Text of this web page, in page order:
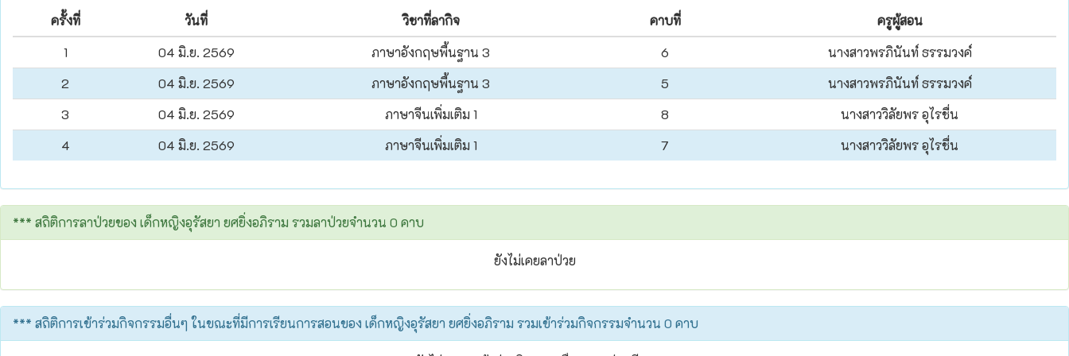
ครั้งที่ วันที่ วิชาที่ลากิจ คาบที่
ครูผู้สอน
1
04 มิ.ย. 2569 ภาษาอังกฤษพื้นฐาน 3 6
นางสาวพรภินันท์ ธรรมวงค์
2
04 มิ.ย. 2569 ภาษาอังกฤษพื้นฐาน 3 5
นางสาวพรภินันท์ ธรรมวงค์
3
04 มิ.ย. 2569 ภาษาจีนเพิ่มเติม 1 8
นางสาววิลัยพร อุไรชื่น
4
04 มิ.ย. 2569 ภาษาจีนเพิ่มเติม 1 7 นางสาววิลัยพร อุไรชื่น
*** สถิติการลาป่วยของ เด็กหญิงอุรัสยา ยศยิ่งอภิราม รวมลาป่วยจำนวน 0 คาบ
ยังไม่เคยลาป่วย
*** สถิติการเข้าร่วมกิจกรรมอื่นๆ ในขณะที่มีการเรียนการสอนของ เด็กหญิงอุรัสยา ยศยิ่งอภิราม รวมเข้าร่วมกิจกรรมจำนวน 0 คาบ